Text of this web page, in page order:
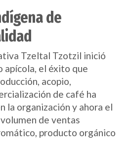
de
Tzeltal Tzotzil inició
apícola, el éxito que
acopio,
de café ha
la organización y ahora el
de ventas
producto orgánico